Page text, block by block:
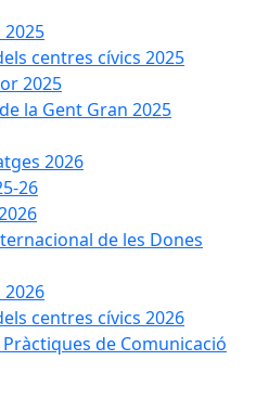
2025
centres cívics 2025
2025
la Gent Gran 2025
2026
26
de les Dones
2026
centres cívics 2026
de Comunicació